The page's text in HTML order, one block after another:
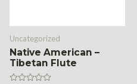
Uncategorized
Native American –
Tibetan Flute